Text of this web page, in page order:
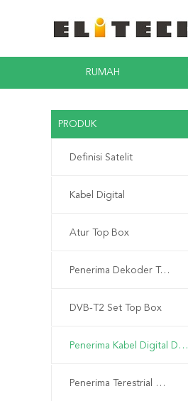
RUMAH
PRODUK
Definisi Satelit
Kabel Digital
Atur Top Box
Penerima Dekoder Terintegrasi
DVB-T2 Set Top Box
Penerima Kabel Digital DVB-C
Penerima Terestrial Digital DVB-T2 Penerima Penerima